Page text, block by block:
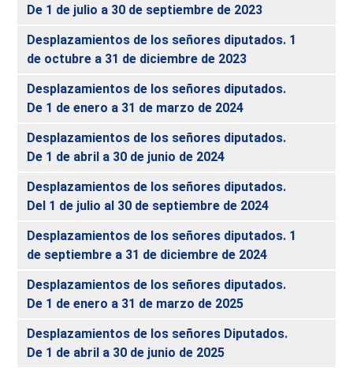
De 1 de julio a 30 de septiembre de 2023
Desplazamientos de los señores diputados. 1
de octubre a 31 de diciembre de 2023
Desplazamientos de los señores diputados.
De 1 de enero a 31 de marzo de 2024
Desplazamientos de los señores diputados.
De 1 de abril a 30 de junio de 2024
Desplazamientos de los señores diputados.
Del 1 de julio al 30 de septiembre de 2024
Desplazamientos de los señores diputados. 1
de septiembre a 31 de diciembre de 2024
Desplazamientos de los señores diputados.
De 1 de enero a 31 de marzo de 2025
Desplazamientos de los señores Diputados.
De 1 de abril a 30 de junio de 2025